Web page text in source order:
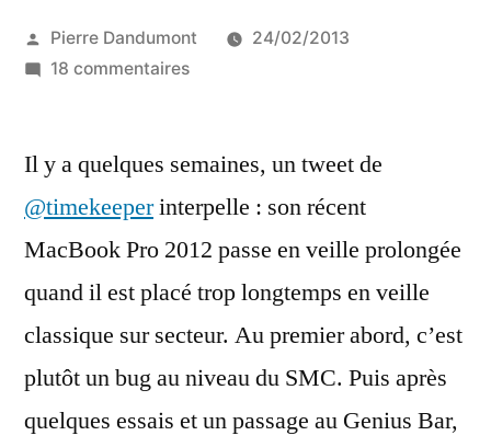
Publié
par
Pierre Dandumont
24/02/2013
18 commentairessur
mise
veille
prolongée
automatique
MacBook
Air
Pro
Il y a quelques semaines, un tweet de
@timekeeperinterpelle : son récent
MacBook Pro 2012 passe en veille prolongée
quand il est placé trop longtemps en veille
classique sur secteur. Au premier abord, c’est
plutôt un bug au niveau du SMC. Puis après
quelques essais et un passage au Genius Bar,